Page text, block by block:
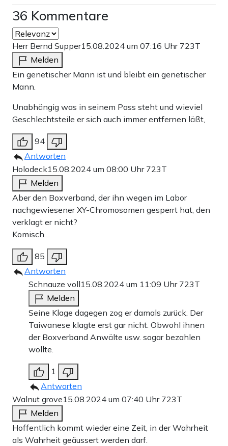
36 Kommentare
Herr Bernd Supper15.08.2024 um 07:16 Uhr 723T
Melden
Ein genetischer Mann ist und bleibt ein genetischer
Mann.
Unabhängig was in seinem Pass steht und wieviel
Geschlechtsteile er sich auch immer entfernen läßt,
94
Antworten
Holodeck15.08.2024 um 08:00 Uhr 723T
Melden
Aber den Boxverband, der ihn wegen im Labor
nachgewiesener XY-Chromosomen gesperrt hat, den
verklagt er nicht?
Komisch…
85
Antworten
Schnauze voll15.08.2024 um 11:09 Uhr 723T
Melden
Seine Klage dagegen zog er damals zurück. Der
Taiwanese klagte erst gar nicht. Obwohl ihnen
der Boxverband Anwälte usw. sogar bezahlen
wollte.
1
Antworten
Walnut grove15.08.2024 um 07:40 Uhr 723T
Melden
Hoffentlich kommt wieder eine Zeit, in der Wahrheit
als Wahrheit geäussert werden darf.